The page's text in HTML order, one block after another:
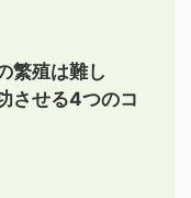
繁殖は難し
させる4つのコ